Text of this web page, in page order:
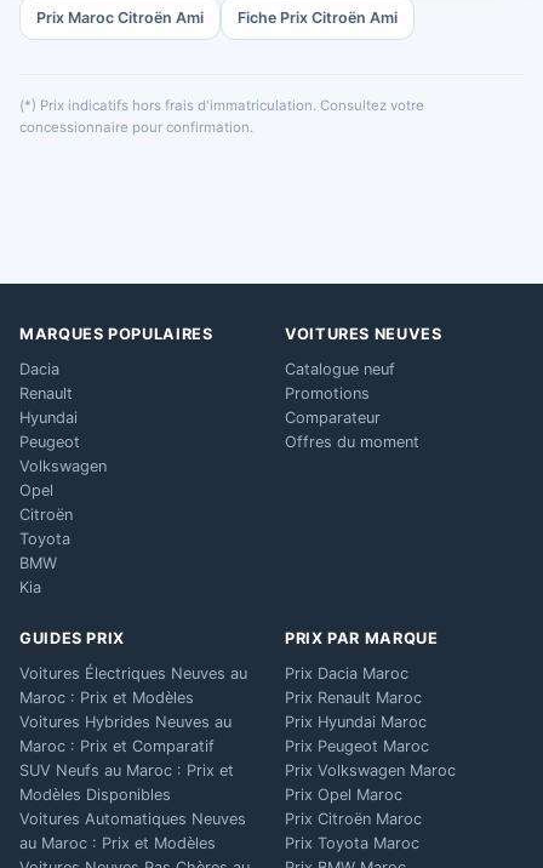
Prix Maroc Citroën Ami Fiche Prix Citroën Ami
(*) Prix indicatifs hors frais d'immatriculation. Consultez votre
concessionnaire pour confirmation.
MARQUES POPULAIRES
Dacia
Renault
Hyundai
Peugeot
Volkswagen
Opel
Citroën
Toyota
BMW
Kia
VOITURES NEUVES
Catalogue neuf
Promotions
Comparateur
Offres du moment
GUIDES PRIX
Voitures Électriques Neuves au
Maroc : Prix et Modèles
Voitures Hybrides Neuves au
Maroc : Prix et Comparatif
SUV Neufs au Maroc : Prix et
Modèles Disponibles
Voitures Automatiques Neuves
au Maroc : Prix et Modèles
PRIX PAR MARQUE
Prix Dacia Maroc
Prix Renault Maroc
Prix Hyundai Maroc
Prix Peugeot Maroc
Prix Volkswagen Maroc
Prix Opel Maroc
Prix Citroën Maroc
Prix Toyota Maroc